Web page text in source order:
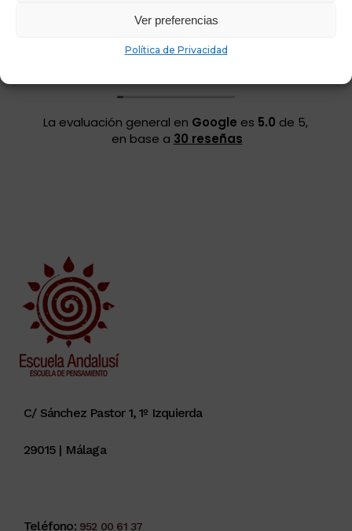
Ver preferencias
Política de Privacidad
puertas como las de antes con arte incluido, muy bien
además un trato encantador .
La evaluación general en Google es 5.0 de 5,
en base a 30 reseñas
C/ Sánchez Pastor 1, 1º Izquierda
29015 | Málaga
Teléfono: 952 00 61 37